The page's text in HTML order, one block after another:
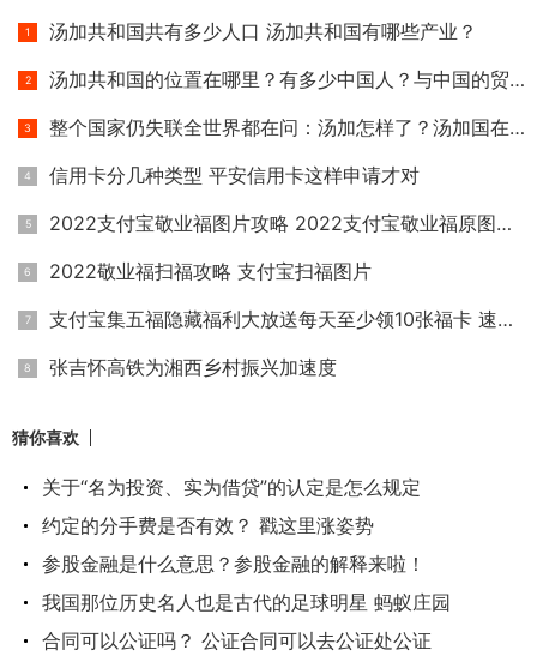
汤加共和国共有多少人口 汤加共和国有哪些产业？
汤加共和国的位置在哪里？有多少中国人？与中国的贸易往来怎
整个国家仍失联全世界都在问：汤加怎样了？汤加国在哪里？
信用卡分几种类型 平安信用卡这样申请才对
2022支付宝敬业福图片攻略 2022支付宝敬业福原图大全
2022敬业福扫福攻略 支付宝扫福图片
支付宝集五福隐藏福利大放送每天至少领10张福卡 速领敬业福和
张吉怀高铁为湘西乡村振兴加速度
猜你喜欢
关于“名为投资、实为借贷”的认定是怎么规定
约定的分手费是否有效？ 戳这里涨姿势
参股金融是什么意思？参股金融的解释来啦！
我国那位历史名人也是古代的足球明星 蚂蚁庄园
合同可以公证吗？ 公证合同可以去公证处公证